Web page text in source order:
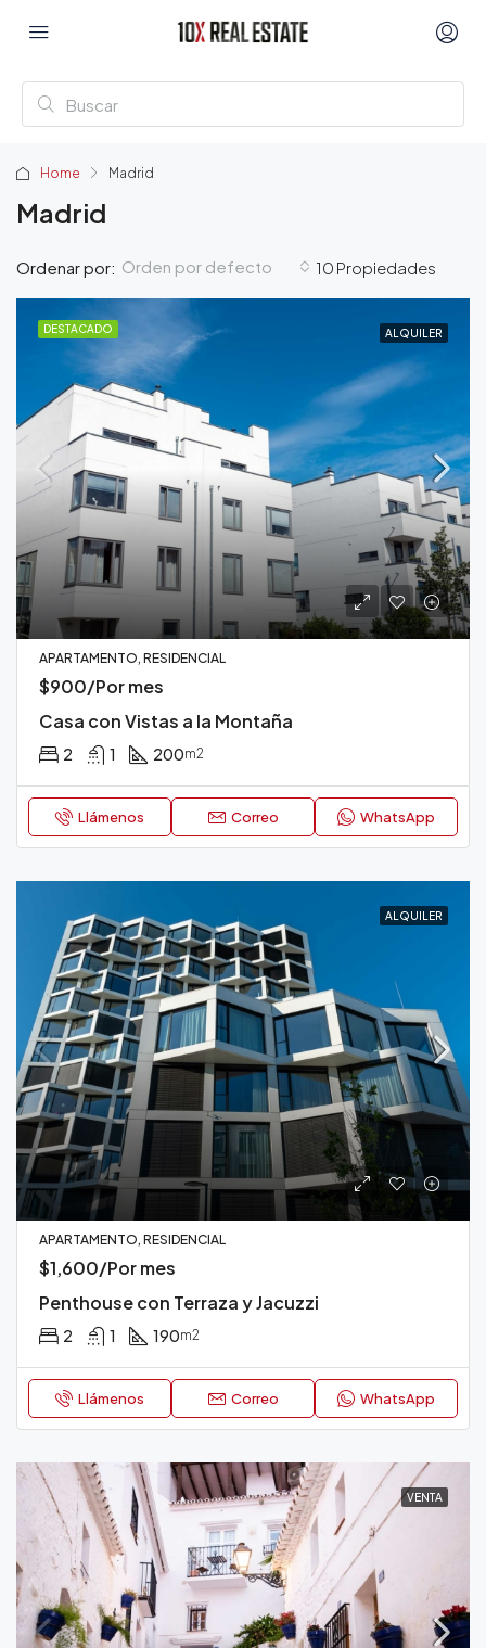
Home Madrid
Madrid
10 Propiedades
Ordenar por: Orden por defecto
DESTACADO ALQUILER
APARTAMENTO, RESIDENCIAL
$900/Por mes
Casa con Vistas a la Montaña
2 1 200m2
Llámenos Correo WhatsApp
ALQUILER
APARTAMENTO, RESIDENCIAL
$1,600/Por mes
Penthouse con Terraza y Jacuzzi
2 1 190m2
Llámenos Correo WhatsApp
VENTA